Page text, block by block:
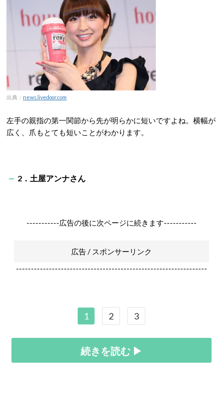
出典： news.livedoor.com
左手の親指の第一関節から先が明らかに短いですよね。横幅が
広く、爪もとても短いことがわかります。
2．土屋アンナさん
-----------広告の後に次ページに続きます-----------
広告 / スポンサーリンク
----------------------------------------------------------------
1 2 3
続きを読む ▶